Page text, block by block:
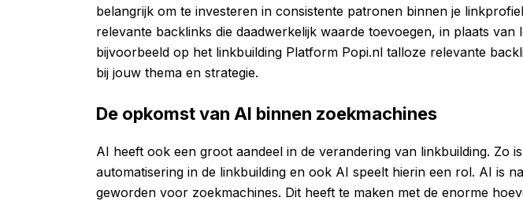
belangrijk om te investeren in consistente patronen binnen je
relevante backlinks die daadwerkelijk waarde toevoegen, in plaats van
bijvoorbeeld op het linkbuilding Platform Popi.nl talloze relevante
bij jouw thema en strategie.
De opkomst van AI binnen zoekmachines
AI heeft ook een groot aandeel in de verandering van linkbuilding. Zo
automatisering in de linkbuilding en ook AI speelt hierin een rol. AI is
geworden voor zoekmachines. Dit heeft te maken met de enorme